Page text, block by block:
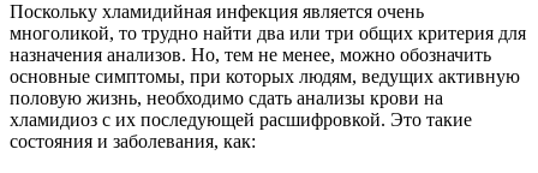
Поскольку хламидийная инфекция является очень
многоликой, то трудно найти два или три общих критерия для
назначения анализов. Но, тем не менее, можно обозначить
основные симптомы, при которых людям, ведущих активную
половую жизнь, необходимо сдать анализы крови на
хламидиоз с их последующей расшифровкой. Это такие
состояния и заболевания, как: